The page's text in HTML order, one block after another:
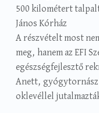
500 kilométert
János Kórház
A részvételt most
meg, hanem az EFI
egészségfejlesztő
Anett, gyógytornász
oklevéllel